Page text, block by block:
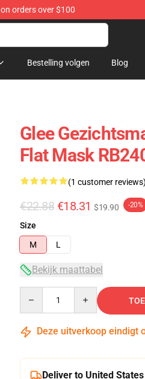
orders over $100
Bestelling volgen Blog
Glee
Flat Mask
(1 customer reviews)
€22.88 €18.31 $19.90 -20%
Size
M
L
Bekijk maattabel
Deze uitverkoop eindigt
Deliver to United States